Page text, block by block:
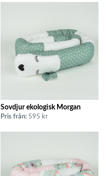
Sovdjur ekologisk Morgan
Pris från: 595 kr